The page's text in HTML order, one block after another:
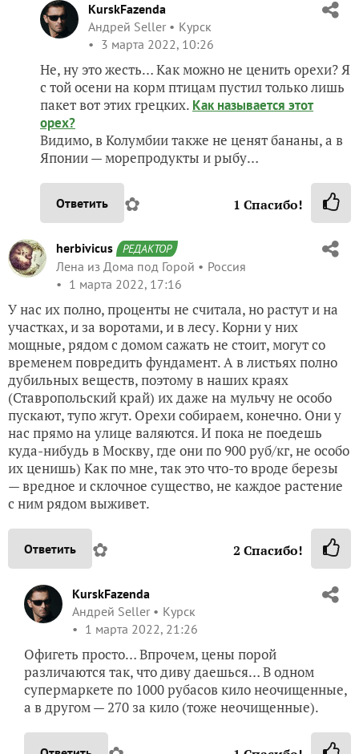
KurskFazenda
Андрей Seller
Курск
3 марта 2022, 10:26
Не, ну это жесть… Как можно не ценить орехи? Я
с той осени на корм птицам пустил только лишь
пакет вот этих грецких. Как называется этот
орех?
Видимо, в Колумбии также не ценят бананы, а в
Японии — морепродукты и рыбу…
Ответить ✿ 1 Спасибо!
herbivicus РЕДАКТОР
Лена из Дома под Горой
Россия
1 марта 2022, 17:16
У нас их полно, проценты не считала, но растут и на
участках, и за воротами, и в лесу. Корни у них
мощные, рядом с домом сажать не стоит, могут со
временем повредить фундамент. А в листьях полно
дубильных веществ, поэтому в наших краях
(Ставропольский край) их даже на мульчу не особо
пускают, тупо жгут. Орехи собираем, конечно. Они у
нас прямо на улице валяются. И пока не поедешь
куда-нибудь в Москву, где они по 900 руб/кг, не особо
их ценишь) Как по мне, так это что-то вроде березы
— вредное и склочное существо, не каждое растение
с ним рядом выживет.
Ответить ✿ 2 Спасибо!
KurskFazenda
Андрей Seller
Курск
1 марта 2022, 21:26
Офигеть просто… Впрочем, цены порой
различаются так, что диву даешься… В одном
супермаркете по 1000 рубасов кило неочищенные,
а в другом — 270 за кило (тоже неочищенные).